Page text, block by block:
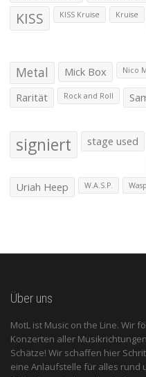
KISS KISS Kruise Kruise
Metal Mick Box Nico
Rarität Rock and Roll
signiert stage used
Uriah Heep
W.A.S.P. Wasp
Über uns
MotL ist Music on the Line. Wir
Konzerten aller
Schätze! Wir schaffen hier
eine Anlaufstelle für alles rund